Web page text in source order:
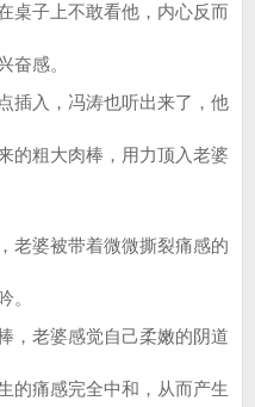
子上不敢看他，内心反而
奋感。
入，冯涛也听出来了，他
的粗大肉棒，用力顶入老婆
被带着微微撕裂痛感的
。
老婆感觉自己柔嫩的阴道
的痛感完全中和，从而产生